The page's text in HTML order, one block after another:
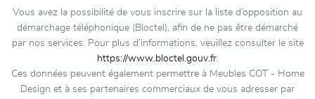
Vous avez la possibilité de vous inscrire sur la liste d’opposition au
démarchage téléphonique (Bloctel), afin de ne pas être démarché
par nos services. Pour plus d’informations, veuillez consulter le site
https://www.bloctel.gouv.fr.
Ces données peuvent également permettre à Meubles COT - Home
Design et à ses partenaires commerciaux de vous adresser par